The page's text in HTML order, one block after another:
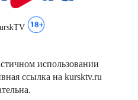
использовании
ссылка на kursktv.ru